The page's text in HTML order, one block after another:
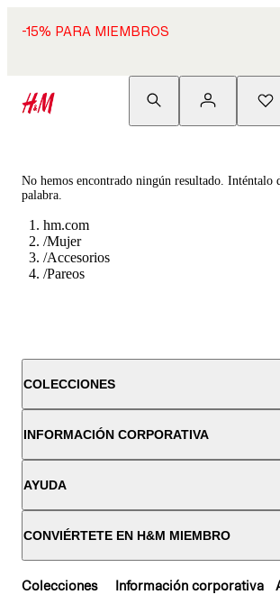
-15% PARA MIEMBROS
No hemos encontrado ningún resultado. Inténtalo
palabra.
hm.com
/Mujer
/Accesorios
/Pareos
COLECCIONES
INFORMACIÓN CORPORATIVA
AYUDA
CONVIÉRTETE EN H&M MIEMBRO
Colecciones Información corporativa